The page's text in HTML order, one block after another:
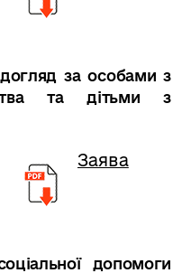
за особами з
та дітьми з
Заява
допомоги